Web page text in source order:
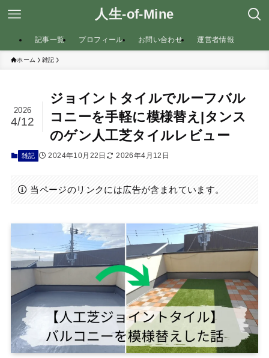
人生-of-Mine
記事一覧 プロフィール お問い合わせ 運営者情報
ホーム 雑記
ジョイントタイルでルーフバル
コニーを手軽に模様替え|タンス
のゲン人工芝タイルレビュー
2026
4/12
雑記 2024年10月22日 2026年4月12日
当ページのリンクには広告が含まれています。